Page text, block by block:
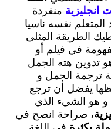
انجليزية منفردة
نفسه ناسيا
الطريقة المثلى
في فيلم أو
تدوين هته الجمل
ترجمة الجمل و
يفضل أن ترجع
و هو الشيء الذي
، صراحة انصح في